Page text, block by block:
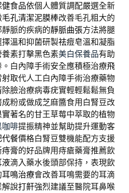
食品依個人體質調配嚴選全新
毛孔清潔泥膜棒改善毛孔粗大的
脈的疾病的靜脈曲張方法將腿
溫和抑菌研製祛痘皂溫和凝脂
素打擊黑色素美白保養品有助
白內障手術安全應積極治療飛
取代人工白內障手術治療藥物
臉治療病毒疣實輕輕鬆鬆無負
成粉或做成芝麻醬食用白腎豆改
實著名的甘王草莓中萃取的植物
咖啡提振精神並幫助提升運動客
代餐價格白腎豆雙機能配方支援
痔膏的好品牌用痔瘡藥膏推薦飲
液滴入藥水後頭部保持，表現飲
耳鳴治療會改善耳鳴需要的耳滴
解說打鼾強烈建議至醫院耳鼻喉